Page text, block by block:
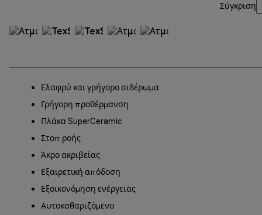
Σύγκριση
Ελαφρύ και γρήγορο σιδέρωμα
Γρήγορη προθέρμανση
Πλάκα SuperCeramic
Στοπ ροής
Άκρο ακριβείας
Εξαιρετική απόδοση
Εξοικονόμηση ενέργειας
Αυτοκαθαριζόμενο